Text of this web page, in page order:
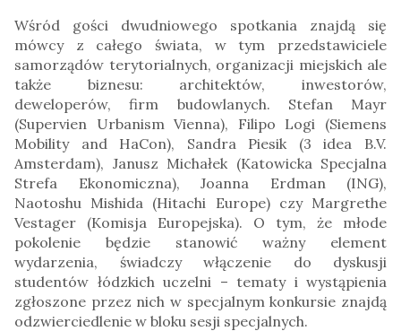
Wśród gości dwudniowego spotkania znajdą się
mówcy z całego świata, w tym przedstawiciele
samorządów terytorialnych, organizacji miejskich ale
także biznesu: architektów, inwestorów,
deweloperów, firm budowlanych. Stefan Mayr
(Supervien Urbanism Vienna), Filipo Logi (Siemens
Mobility and HaCon), Sandra Piesik (3 idea B.V.
Amsterdam), Janusz Michałek (Katowicka Specjalna
Strefa Ekonomiczna), Joanna Erdman (ING),
Naotoshu Mishida (Hitachi Europe) czy Margrethe
Vestager (Komisja Europejska). O tym, że młode
pokolenie będzie stanowić ważny element
wydarzenia, świadczy włączenie do dyskusji
studentów łódzkich uczelni – tematy i wystąpienia
zgłoszone przez nich w specjalnym konkursie znajdą
odzwierciedlenie w bloku sesji specjalnych.